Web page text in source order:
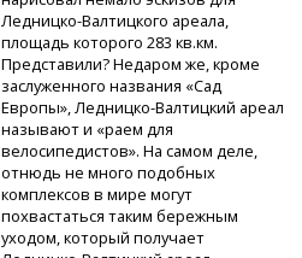
Ледницко-Валтицкого ареала,
площадь которого 283 кв.км.
Представили? Недаром же, кроме
заслуженного названия «Сад
Европы»,Ледницко-Валтицкий ареал
называют и «раем для
велосипедистов». На самом деле,
отнюдь не много подобных
комплексов в мире могут
похвастаться таким бережным
уходом, который получает